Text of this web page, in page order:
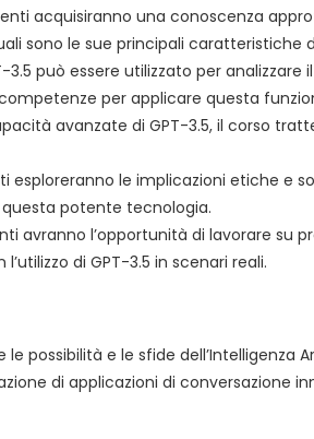
acquisiranno una conoscenza
sono le sue principali caratteristiche
3.5 può essere utilizzato per
per applicare questa
avanzate di GPT-3.5, il corso
esploreranno le implicazioni etiche e
questa potente tecnologia.
avranno l’opportunità di lavorare
di GPT-3.5 in scenari reali.
possibilità e le sfide
di applicazioni di conversazione